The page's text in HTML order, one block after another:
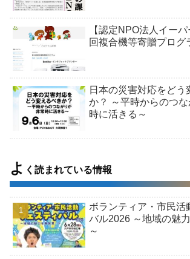
【認定NPO法人イー
回複合機等寄贈プログ
日本の災害対応をどう
か？ ～平時からのつ
時に活きる～
よ く読まれている情報
ボランティア・市民活
バル2026 ～地域の魅
～